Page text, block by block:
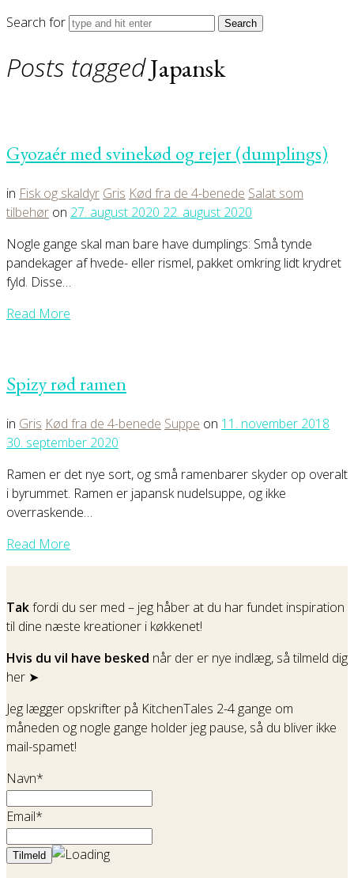
Search for
Posts taggedJapansk
Gyozaér med svinekød og rejer (dumplings)
in Fisk og skaldyr Gris Kød fra de 4-benede Salat som
tilbehør on 27. august 2020 22. august 2020
Nogle gange skal man bare have dumplings: Små tynde
pandekager af hvede- eller rismel, pakket omkring lidt krydret
fyld. Disse…
Read More
Spizy rød ramen
in Gris Kød fra de 4-benede Suppe on 11. november 2018
30. september 2020
Ramen er det nye sort, og små ramenbarer skyder op overalt
i byrummet. Ramen er japansk nudelsuppe, og ikke
overraskende…
Read More
Takfordi du ser med – jeg håber at du har fundet inspiration
til dine næste kreationer i køkkenet!
Hvis du vil have besked når der er nye indlæg, så tilmeld dig
her ➤
Jeg lægger opskrifter på KitchenTales 2-4 gange om
måneden og nogle gange holder jeg pause, så du bliver ikke
mail-spamet!
Navn*
Email*